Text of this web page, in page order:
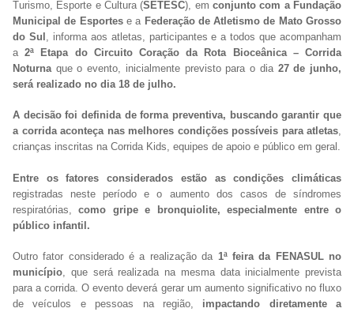
Turismo, Esporte e Cultura (SETESC), em conjunto com a Fundação
Municipal de Esportese aFederação de Atletismo de Mato Grosso
do Sul , informa aos atletas, participantes e a todos que acompanham
a2ª Etapa do Circuito Coração da Rota Bioceânica – Corrida
Noturnaque o evento, inicialmente previsto para o dia 27 de junho,
será realizado no dia 18 de julho.
A decisão foi definida de forma preventiva, buscando garantir que
a corrida aconteça nas melhores condições possíveis para atletas,
crianças inscritas na Corrida Kids, equipes de apoio e público em geral.
Entre os fatores considerados estão as condições climáticas
registradas neste período e o aumento dos casos de síndromes
respiratórias,como gripe e bronquiolite, especialmente entre o
público infantil.
Outro fator considerado é a realização da 1ª feira da FENASUL no
município , que será realizada na mesma data inicialmente prevista
para a corrida. O evento deverá gerar um aumento significativo no fluxo
de veículos e pessoas na região,
impactando diretamente a